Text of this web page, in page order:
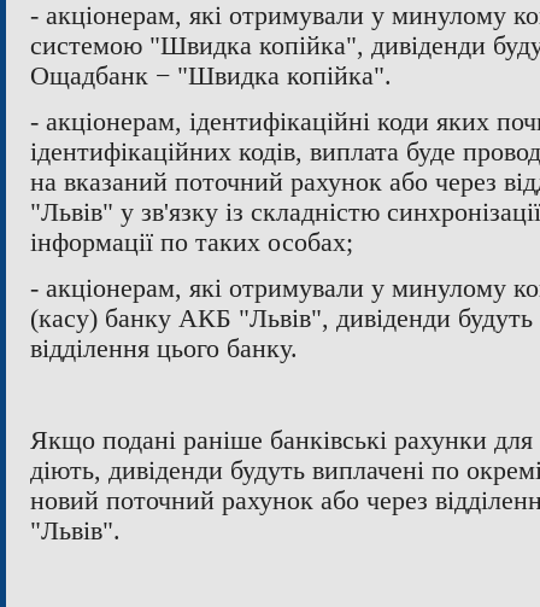
- акціонерам, які отримували у минулому
системою "Швидка копійка", дивіденди
Ощадбанк − "Швидка копійка".
- акціонерам, ідентифікаційні коди яких
ідентифікаційних кодів, виплата буде
на вказаний поточний рахунок або через
"Львів" у зв'язку із складністю
інформації по таких особах;
- акціонерам, які отримували у минулому
(касу) банку АКБ "Львів", дивіденди будуть
відділення цього банку.
Якщо подані раніше банківські рахунки
діють, дивіденди будуть виплачені по
новий поточний рахунок або через
"Львів".